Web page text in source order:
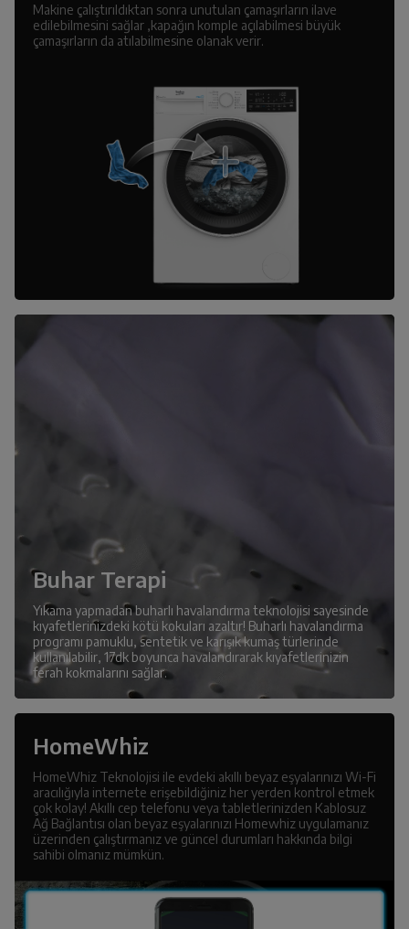
Makine çalıştırıldıktan sonra unutulan çamaşırların ilave
edilebilmesini sağlar ,kapağın komple açılabilmesi büyük
çamaşırların da atılabilmesine olanak verir.
Buhar Terapi
Yıkama yapmadan buharlı havalandırma teknolojisi sayesinde
kıyafetlerinizdeki kötü kokuları azaltır! Buharlı havalandırma
programı pamuklu, sentetik ve karışık kumaş türlerinde
kullanılabilir, 17dk boyunca havalandırarak kıyafetlerinizin
ferah kokmalarını sağlar.
HomeWhiz
HomeWhiz Teknolojisi ile evdeki akıllı beyaz eşyalarınızı Wi-Fi
aracılığıyla internete erişebildiğiniz her yerden kontrol etmek
çok kolay! Akıllı cep telefonu veya tabletlerinizden Kablosuz
Ağ Bağlantısı olan beyaz eşyalarınızı Homewhiz uygulamanız
üzerinden çalıştırmanız ve güncel durumları hakkında bilgi
sahibi olmanız mümkün.